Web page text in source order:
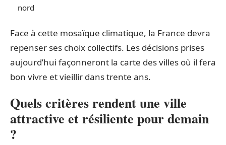
nord
Face à cette mosaïque climatique, la France devra
repenser ses choix collectifs. Les décisions prises
aujourd’hui façonneront la carte des villes où il fera
bon vivre et vieillir dans trente ans.
Quels critères rendent une ville
attractive et résiliente pour demain
?